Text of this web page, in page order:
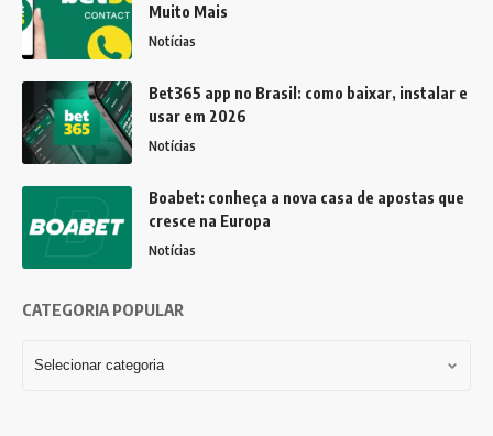
Muito Mais
Notícias
Bet365 app no Brasil: como baixar, instalar e
usar em 2026
Notícias
Boabet: conheça a nova casa de apostas que
cresce na Europa
Notícias
CATEGORIA POPULAR